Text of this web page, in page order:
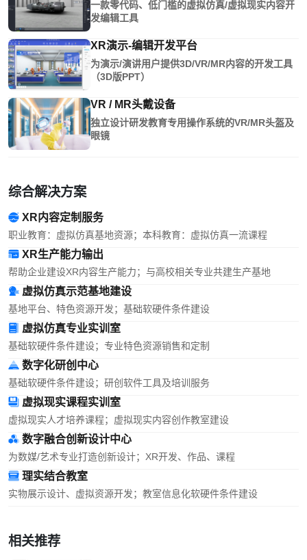
一款零代码、低门槛的虚拟仿真/虚拟现实内容开
发编辑工具
XR演示-编辑开发平台
为演示/演讲用户提供3D/VR/MR内容的开发工具
（3D版PPT）
VR / MR头戴设备
独立设计研发教育专用操作系统的VR/MR头盔及
眼镜
综合解决方案
XR内容定制服务
职业教育：虚拟仿真基地资源；本科教育：虚拟仿真一流课程
XR生产能力输出
帮助企业建设XR内容生产能力；与高校相关专业共建生产基地
虚拟仿真示范基地建设
基地平台、特色资源开发；基础软硬件条件建设
虚拟仿真专业实训室
基础软硬件条件建设；专业特色资源销售和定制
数字化研创中心
基础软硬件条件建设；研创软件工具及培训服务
虚拟现实课程实训室
虚拟现实人才培养课程；虚拟现实内容创作教室建设
数字融合创新设计中心
为数媒/艺术专业打造创新设计；XR开发、作品、课程
理实结合教室
实物展示设计、虚拟资源开发；教室信息化软硬件条件建设
相关推荐